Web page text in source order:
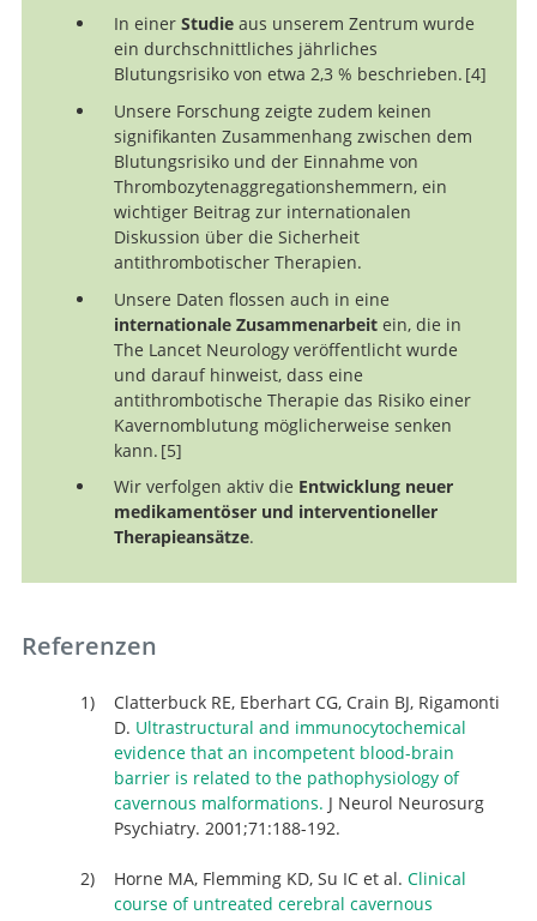
In einer Studie aus unserem Zentrum wurde
ein durchschnittliches jährliches
Blutungsrisiko von etwa 2,3 % beschrieben. 4
Antithrombotic medication and bleeding risk in
patients with cerebral cavernous malformations: a
cohort study.
Unsere Forschung zeigte zudem keinen
signifikanten Zusammenhang zwischen dem
Blutungsrisiko und der Einnahme von
Thrombozytenaggregationshemmern, ein
wichtiger Beitrag zur internationalen
Diskussion über die Sicherheit
antithrombotischer Therapien.
Unsere Daten flossen auch in eine
internationale Zusammenarbeitein, die in
The Lancet Neurology veröffentlicht wurde
und darauf hinweist, dass eine
antithrombotische Therapie das Risiko einer
Kavernomblutung möglicherweise senken
kann. 5
antithrombotic therapy and risk of intracranial
haemorrhage from cerebral cavernous
Wir verfolgen aktiv die Entwicklung neuer
medikamentöser und interventioneller
Therapieansätze.
Referenzen
Clatterbuck RE, Eberhart CG, Crain BJ, Rigamonti
D. Ultrastructural and immunocytochemical
evidence that an incompetent blood-brain
barrier is related to the pathophysiology of
cavernous malformations. J Neurol Neurosurg
Psychiatry. 2001;71:188-192.
Horne MA, Flemming KD, Su IC et al. Clinical
course of untreated cerebral cavernous